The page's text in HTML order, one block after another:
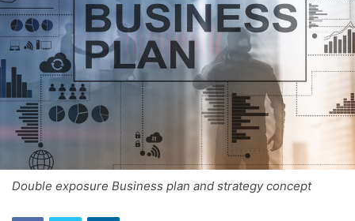
Double exposure Business plan and strategy concept